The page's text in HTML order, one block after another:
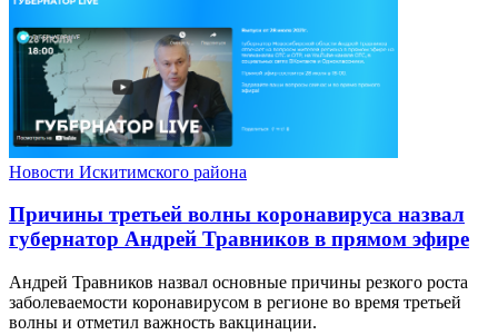
Новости Искитимского района
Причины третьей волны коронавируса назвал
губернатор Андрей Травников в прямом эфире
Андрей Травников назвал основные причины резкого роста
заболеваемости коронавирусом в регионе во время третьей
волны и отметил важность вакцинации.